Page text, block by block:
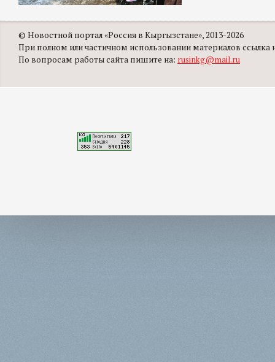
© Новостной портал «Россия в Кыргызстане», 2013-2026
При полном или частичном использовании материалов ссылка
По вопросам работы сайта пишите на: rusinkg@mail.ru